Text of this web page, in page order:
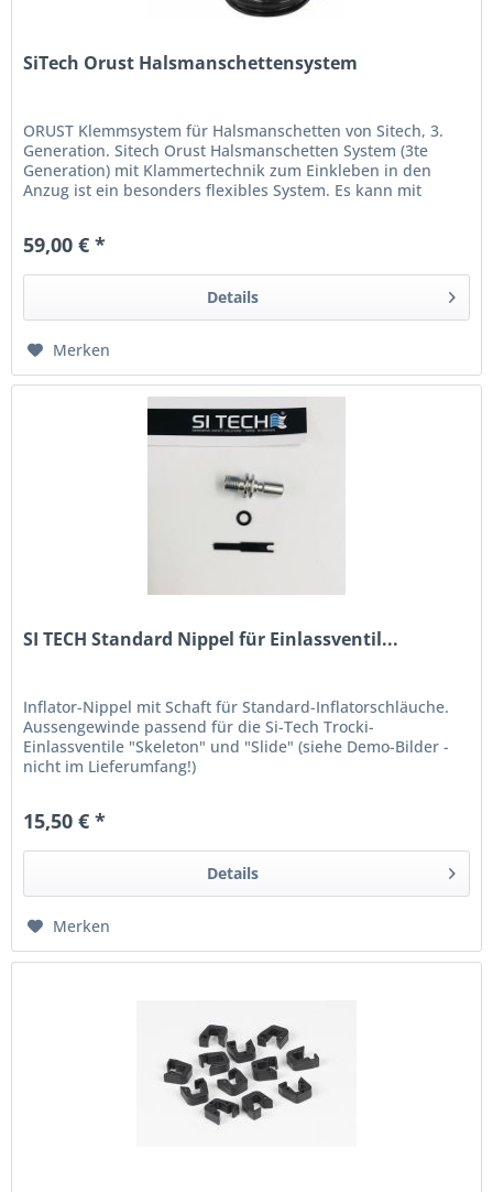
SiTech Orust Halsmanschettensystem
ORUST Klemmsystem für Halsmanschetten von Sitech, 3.
Generation. Sitech Orust Halsmanschetten System (3te
Generation) mit Klammertechnik zum Einkleben in den
Anzug ist ein besonders flexibles System. Es kann mit
59,00 € *
Details
Merken
SI TECH Standard Nippel für Einlassventil...
Inflator-Nippel mit Schaft für Standard-Inflatorschläuche.
Aussengewinde passend für die Si-Tech Trocki-
Einlassventile "Skeleton" und "Slide" (siehe Demo-Bilder -
nicht im Lieferumfang!)
15,50 € *
Details
Merken